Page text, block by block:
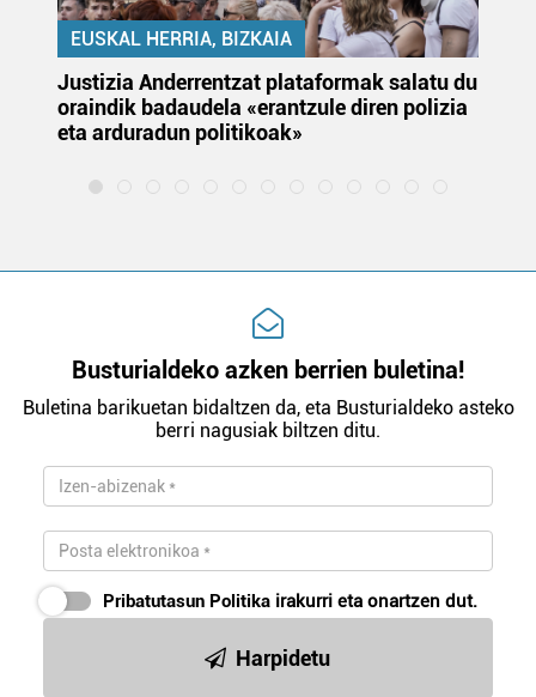
EUSKAL HERRIA, BIZKAIA
Justizia Anderrentzat plataformak salatu du
oraindik badaudela «erantzule diren polizia
eta arduradun politikoak»
Busturialdeko azken berrien buletina!
Buletina barikuetan bidaltzen da, eta Busturialdeko asteko
berri nagusiak biltzen ditu.
Pribatutasun Politika irakurri eta onartzen dut.
Harpidetu